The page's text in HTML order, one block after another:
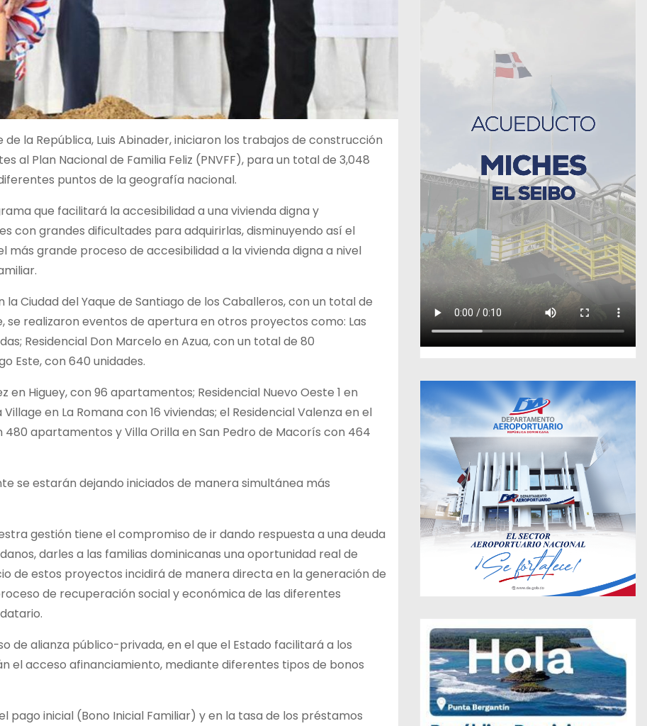
la República, Luis Abinader, iniciaron los trabajos de construcción
Plan Nacional de Familia Feliz (PNVFF), para un total de 3,048
puntos de la geografía nacional.
que facilitará la accesibilidad a una vivienda digna y
con grandes dificultades para adquirirlas, disminuyendo así el
grande proceso de accesibilidad a la vivienda digna a nivel
Ciudad del Yaque de Santiago de los Caballeros, con un total de
realizaron eventos de apertura en otros proyectos como: Las
Residencial Don Marcelo en Azua, con un total de 80
Este, con 640 unidades.
Higuey, con 96 apartamentos; Residencial Nuevo Oeste 1 en
en La Romana con 16 viviendas; el Residencial Valenza en el
apartamentos y Villa Orilla en San Pedro de Macorís con 464
se estarán dejando iniciados de manera simultánea más
gestión tiene el compromiso de ir dando respuesta a una deuda
darles a las familias dominicanas una oportunidad real de
de estos proyectos incidirá de manera directa en la generación de
de recuperación social y económica de las diferentes
de alianza público-privada, en el que el Estado facilitará a los
el acceso afinanciamiento, mediante diferentes tipos de bonos
pago inicial (Bono Inicial Familiar) y en la tasa de los préstamos